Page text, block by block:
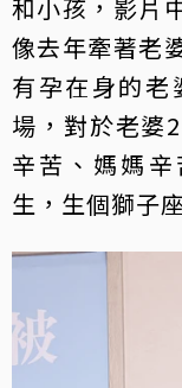
和小孩，影片
像去年牽著老
有孕在身的老
場，對於老婆
辛苦、媽媽
生，生個獅子